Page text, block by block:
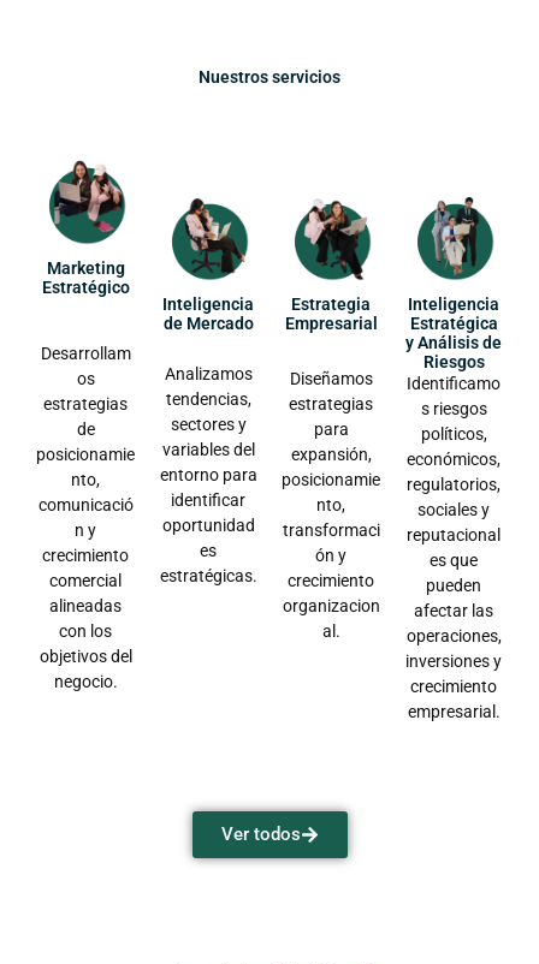
Nuestros servicios
Marketing
Estratégico
Desarrollam
os
estrategias
de
posicionamie
nto,
comunicació
n y
crecimiento
comercial
alineadas
con los
objetivos del
negocio.
Inteligencia
de Mercado
Analizamos
tendencias,
sectores y
variables del
entorno para
identificar
oportunidad
es
estratégicas.
Estrategia
Empresarial
Diseñamos
estrategias
para
expansión,
posicionamie
nto,
transformaci
ón y
crecimiento
organizacion
al.
Inteligencia
Estratégica
y Análisis de
Riesgos
Identificamo
s riesgos
políticos,
económicos,
regulatorios,
sociales y
reputacional
es que
pueden
afectar las
operaciones,
inversiones y
crecimiento
empresarial.
Ver todos